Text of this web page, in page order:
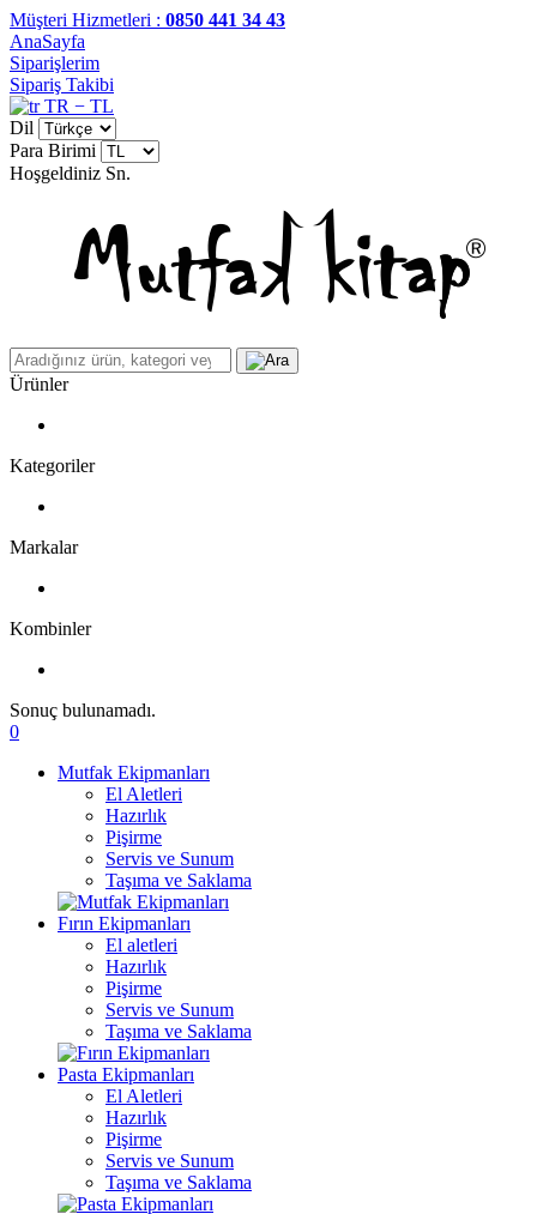
Müşteri Hizmetleri : 0850 441 34 43
AnaSayfa
Siparişlerim
Sipariş Takibi
TR − TL
Dil
Para Birimi
Hoşgeldiniz Sn.
Ürünler
Kategoriler
Markalar
Kombinler
Sonuç bulunamadı.
0
Mutfak Ekipmanları
El Aletleri
Hazırlık
Pişirme
Servis ve Sunum
Taşıma ve Saklama
Fırın Ekipmanları
El aletleri
Hazırlık
Pişirme
Servis ve Sunum
Taşıma ve Saklama
Pasta Ekipmanları
El Aletleri
Hazırlık
Pişirme
Servis ve Sunum
Taşıma ve Saklama